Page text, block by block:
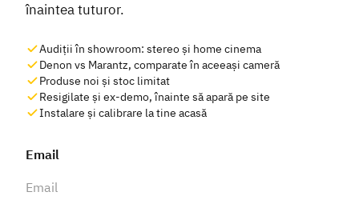
înaintea tuturor.
Audiții în showroom: stereo și home cinema
Denon vs Marantz, comparate în aceeași cameră
Produse noi și stoc limitat
Resigilate și ex-demo, înainte să apară pe site
Instalare și calibrare la tine acasă
Email